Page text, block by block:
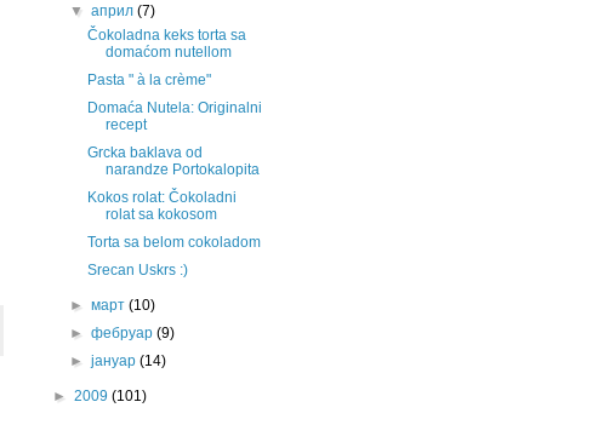
▼ април (7)
Čokoladna keks torta sa
domaćom nutellom
Pasta " à la crème"
Domaća Nutela: Originalni
recept
Grcka baklava od
narandze Portokalopita
Kokos rolat: Čokoladni
rolat sa kokosom
Torta sa belom cokoladom
Srecan Uskrs :)
► март (10)
► фебруар (9)
► јануар (14)
► 2009 (101)